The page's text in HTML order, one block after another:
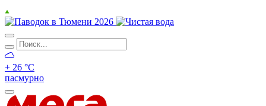
+ 26 °С
пасмурно